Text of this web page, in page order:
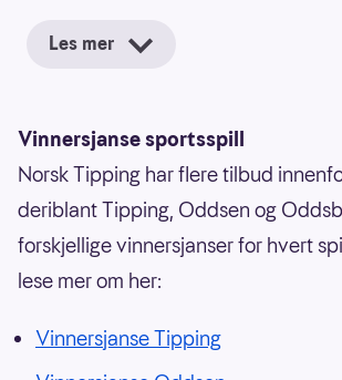
Les mer
Vinnersjanse sportsspill
Norsk Tipping har flere tilbud
deriblant Tipping, Oddsen og
forskjellige vinnersjanser for hvert
lese mer om her:
Vinnersjanse Tipping